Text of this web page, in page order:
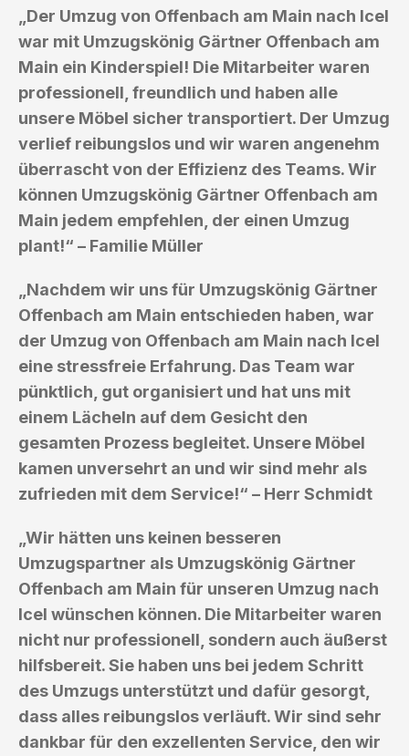
„Der Umzug von Offenbach am Main nach Icel
war mit Umzugskönig Gärtner Offenbach am
Main ein Kinderspiel! Die Mitarbeiter waren
professionell, freundlich und haben alle
unsere Möbel sicher transportiert. Der Umzug
verlief reibungslos und wir waren angenehm
überrascht von der Effizienz des Teams. Wir
können Umzugskönig Gärtner Offenbach am
Main jedem empfehlen, der einen Umzug
plant!“ – Familie Müller
„Nachdem wir uns für Umzugskönig Gärtner
Offenbach am Main entschieden haben, war
der Umzug von Offenbach am Main nach Icel
eine stressfreie Erfahrung. Das Team war
pünktlich, gut organisiert und hat uns mit
einem Lächeln auf dem Gesicht den
gesamten Prozess begleitet. Unsere Möbel
kamen unversehrt an und wir sind mehr als
zufrieden mit dem Service!“ – Herr Schmidt
„Wir hätten uns keinen besseren
Umzugspartner als Umzugskönig Gärtner
Offenbach am Main für unseren Umzug nach
Icel wünschen können. Die Mitarbeiter waren
nicht nur professionell, sondern auch äußerst
hilfsbereit. Sie haben uns bei jedem Schritt
des Umzugs unterstützt und dafür gesorgt,
dass alles reibungslos verläuft. Wir sind sehr
dankbar für den exzellenten Service, den wir